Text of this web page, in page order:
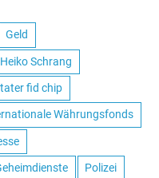
Geld
Heiko Schrang
fid chip
Währungsfonds
Polizei